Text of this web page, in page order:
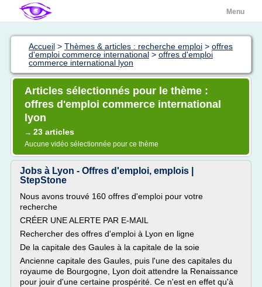
Menu
Accueil > Thèmes & articles : recherche emploi > offres
d'emploi commerce international > offres d'emploi
commerce international lyon
Articles sélectionnés pour le thème :
offres d'emploi commerce international
lyon
→ 23 articles
Aucune vidéo sélectionnée pour ce thème
Jobs à Lyon - Offres d'emploi, emplois |
StepStone
Nous avons trouvé 160 offres d'emploi pour votre
recherche
CRÉER UNE ALERTE PAR E-MAIL
Rechercher des offres d'emploi à Lyon en ligne
De la capitale des Gaules à la capitale de la soie
Ancienne capitale des Gaules, puis l'une des capitales du
royaume de Bourgogne, Lyon doit attendre la Renaissance
pour jouir d'une certaine prospérité. Ce n'est en effet qu'à